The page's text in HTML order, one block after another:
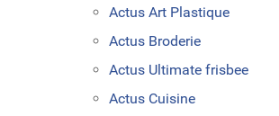
Actus Art Plastique
Actus Broderie
Actus Ultimate frisbee
Actus Cuisine